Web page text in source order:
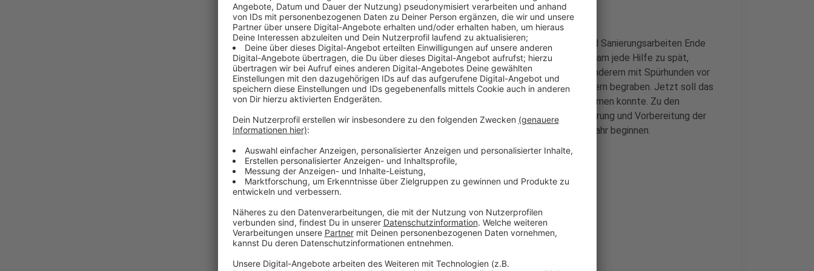
Das Gebäude in einem Hinterhof in Friedrichstadt war bei Bau- und Sanierungsarbeiten Ende
Juli 2020 eingestürzt. Für zwei 35 und 39 Jahre alte Bauarbeiter kam jede Hilfe zu spät,
obwohl die Rettungskräfte schon kurz nach dem Einsturz unter anderem mit Spürhunden vor
Ort waren. Die Männer wurden unter den tonnenschweren Trümmern begraben. Jetzt soll das
Landgericht Düsseldorf herausfinden, wie es zu der Tragödie kommen konnte. Zu den
Angeklagten gehören fünf Menschen, die mit der Planung, Ausführung und Vorbereitung der
Bauarbeiten beauftragt waren. Der Prozess soll im kommenden Jahr beginnen.
Anzeige
Weitere Infos und Links zum Thema:
Anzeige
So haben wir im März 2023 berichtet